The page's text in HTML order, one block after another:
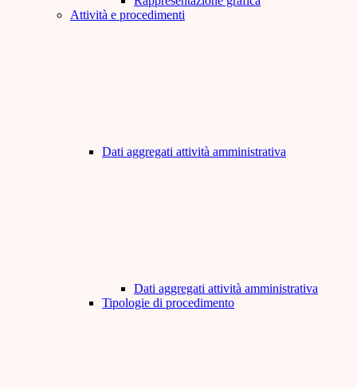
Attività e procedimenti
Dati aggregati attività amministrativa
Dati aggregati attività amministrativa
Tipologie di procedimento